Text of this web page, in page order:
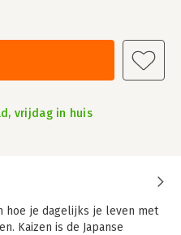
vrijdag in huis
hoe je dagelijks je leven met
Kaizen is de Japanse